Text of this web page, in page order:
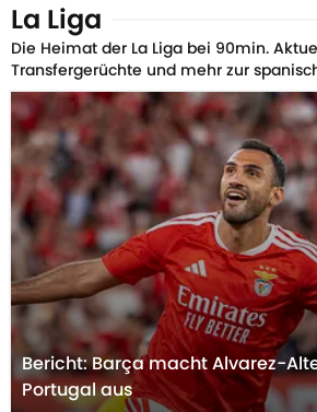
La Liga
Die Heimat der La Liga bei 90min.
Transfergerüchte und mehr zur
Bericht: Barça macht Alvarez-
Portugal aus